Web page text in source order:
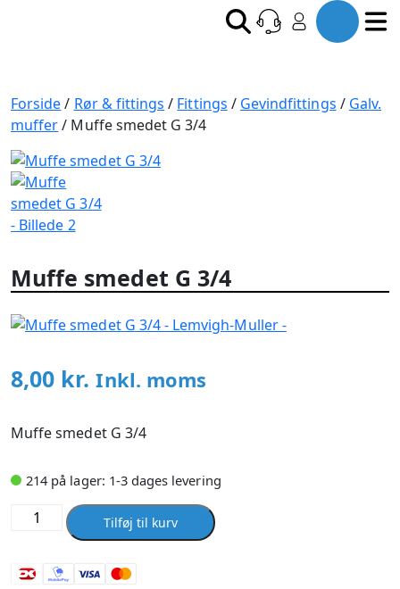
Forside/ Rør & fittings / Fittings / Gevindfittings / Galv.
muffer/ Muffe smedet G 3/4
Muffe smedet G 3/4
8,00 kr. Inkl. moms
Muffe smedet G 3/4
214 på lager: 1-3 dages levering
Muffe
3/4
Tilføj til kurv